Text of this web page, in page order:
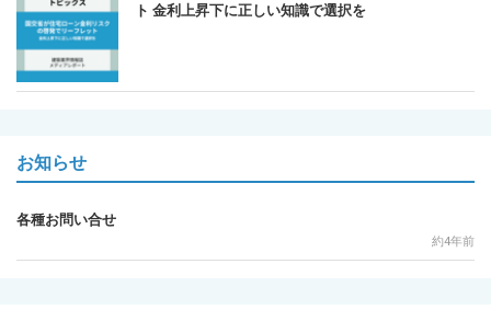
ト 金利上昇下に正しい知識で選択を
お知らせ
各種お問い合せ
約4年前